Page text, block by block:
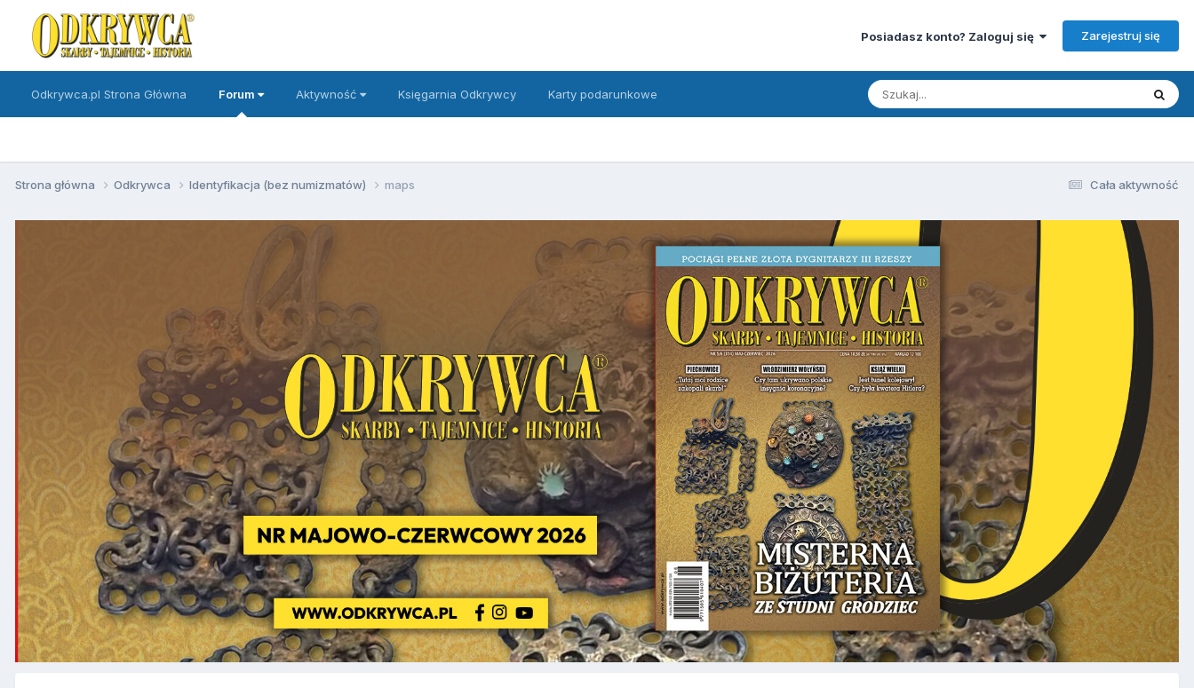
Posiadasz konto? Zaloguj się Zarejestruj się
Odkrywca.pl Strona Główna Forum Aktywność Księgarnia Odkrywcy Karty podarunkowe
Cała aktywność
Strona główna Odkrywca Identyfikacja (bez numizmatów) maps